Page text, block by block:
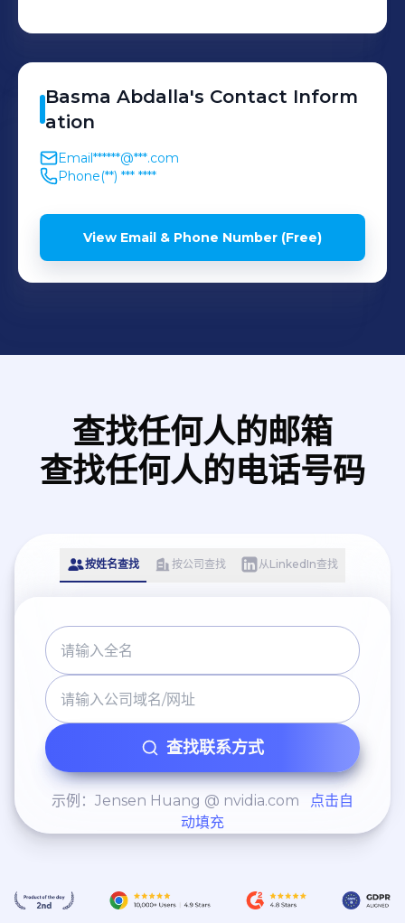
Basma Abdalla's Contact Inform
ation
Email******@***.com
Phone(**) *** ****
View Email & Phone Number (Free)
查找任何人的邮箱
查找任何人的电话号码
按姓名查找 按公司查找 从LinkedIn查找
查找联系方式
示例：Jensen Huang @ nvidia.com
点击自
动填充